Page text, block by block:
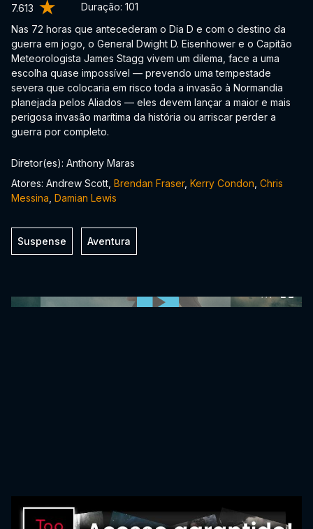
7.613 Duração: 101
Nas 72 horas que antecederam o Dia D e com o destino da
guerra em jogo, o General Dwight D. Eisenhower e o Capitão
Meteorologista James Stagg vivem um dilema, face a uma
escolha quase impossível — prevendo uma tempestade
severa que colocaria em risco toda a invasão à Normandia
planejada pelos Aliados — eles devem lançar a maior e mais
perigosa invasão marítima da história ou arriscar perder a
guerra por completo.
Diretor(es): Anthony Maras
Atores: Andrew Scott, Brendan Fraser, Kerry Condon Chris
Messina Damian Lewis
Suspense Aventura